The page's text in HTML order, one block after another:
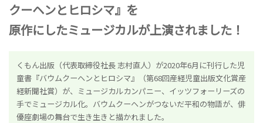
クーヘンとヒロシマ』を
原作にしたミュージカルが上演されました！
くもん出版（代表取締役社長 志村直人）が2020年6月に刊行した児
童書『バウムクーヘンとヒロシマ』（第68回産経児童出版文化賞産
経新聞社賞）が、ミュージカルカンパニー、イッツフォーリーズの
手でミュージカル化。バウムクーヘンがつないだ平和の物語が、俳
優座劇場の舞台で生き生きと描かれました。